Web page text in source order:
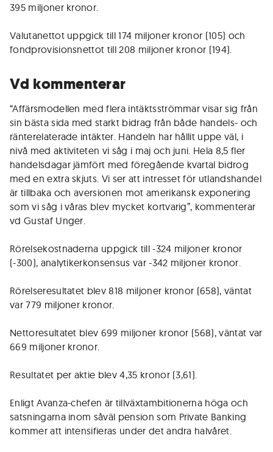
395 miljoner kronor.
Valutanettot uppgick till 174 miljoner kronor (105) och
fondprovisionsnettot till 208 miljoner kronor (194).
Vd kommenterar
“Affärsmodellen med flera intäktsströmmar visar sig från
sin bästa sida med starkt bidrag från både handels- och
ränterelaterade intäkter. Handeln har hållit uppe väl, i
nivå med aktiviteten vi såg i maj och juni. Hela 8,5 fler
handelsdagar jämfört med föregående kvartal bidrog
med en extra skjuts. Vi ser att intresset för utlandshandel
är tillbaka och aversionen mot amerikansk exponering
som vi såg i våras blev mycket kortvarig”, kommenterar
vd Gustaf Unger.
Rörelsekostnaderna uppgick till -324 miljoner kronor
(-300), analytikerkonsensus var -342 miljoner kronor.
Rörelseresultatet blev 818 miljoner kronor (658), väntat
var 779 miljoner kronor.
Nettoresultatet blev 699 miljoner kronor (568), väntat var
669 miljoner kronor.
Resultatet per aktie blev 4,35 kronor (3,61).
Enligt Avanza-chefen är tillväxtambitionerna höga och
satsningarna inom såväl pension som Private Banking
kommer att intensifieras under det andra halvåret.